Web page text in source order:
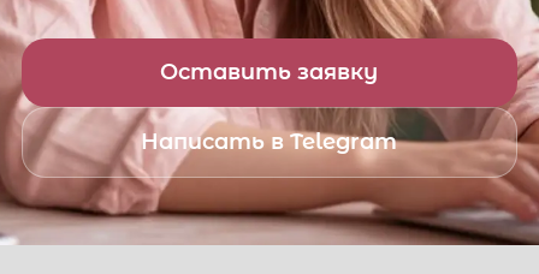
Оставить заявку
Написать в Telegram